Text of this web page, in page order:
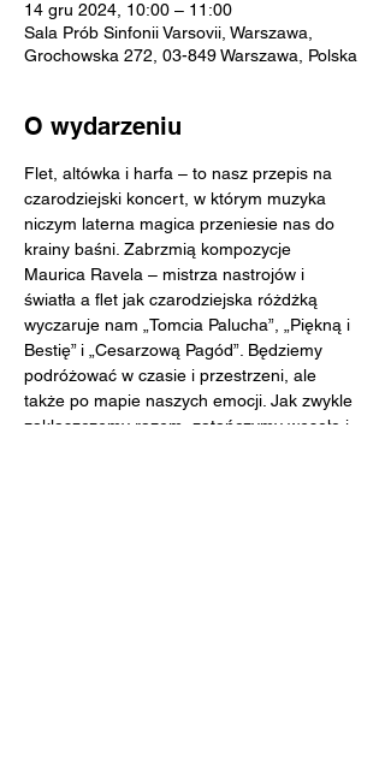
14 gru 2024, 10:00 – 11:00
Sala Prób Sinfonii Varsovii, Warszawa,
Grochowska 272, 03-849 Warszawa, Polska
O wydarzeniu
Flet, altówka i harfa – to nasz przepis na
czarodziejski koncert, w którym muzyka
niczym laterna magica przeniesie nas do
krainy baśni. Zabrzmią kompozycje
Maurica Ravela – mistrza nastrojów i
światła a flet jak czarodziejska różdżką
wyczaruje nam „Tomcia Palucha”, „Piękną i
Bestię” i „Cesarzową Pagód”. Będziemy
podróżować w czasie i przestrzeni, ale
także po mapie naszych emocji. Jak zwykle
zaklaszczemy razem, zatańczymy wesoło i